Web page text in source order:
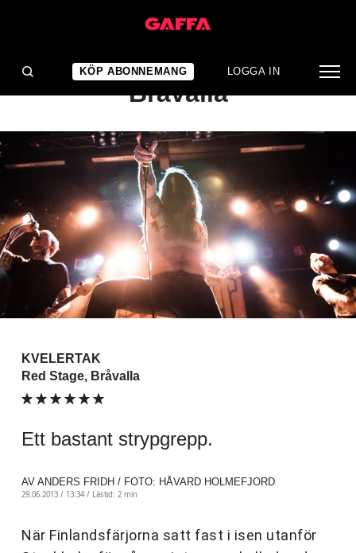
KÖP ABONNEMANG LOGGA IN
KONSERTRECENSION
Kvelertak: Red Stage,
Bråvalla
KVELERTAK
Red Stage, Bråvalla
Ett bastant strypgrepp.
AV ANDERS FRIDH / FOTO: HÅVARD HOLMEFJORD
29.06.2013 / 13:34 / Lästid: 2 min
När Finlandsfärjorna satt fast i isen utanför